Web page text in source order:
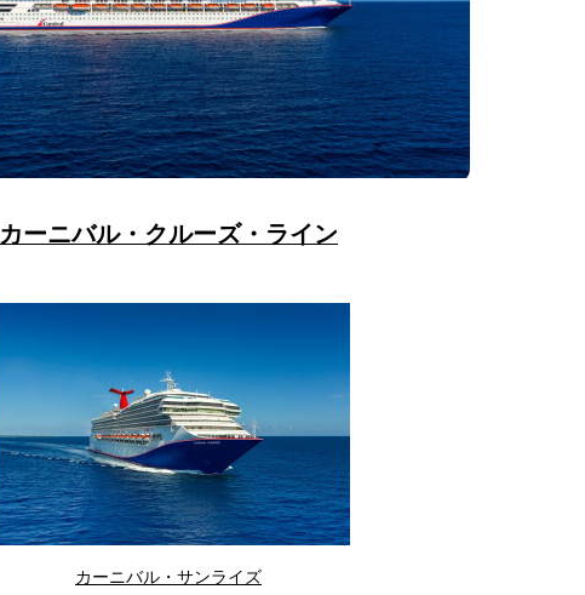
カーニバル・クルーズ・ライン
カーニバル・サンライズ